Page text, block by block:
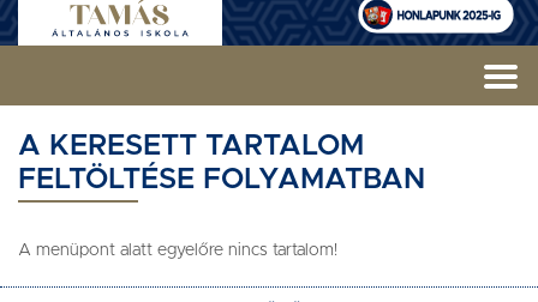
A KERESETT TARTALOM
FELTÖLTÉSE FOLYAMATBAN
A menüpont alatt egyelőre nincs tartalom!